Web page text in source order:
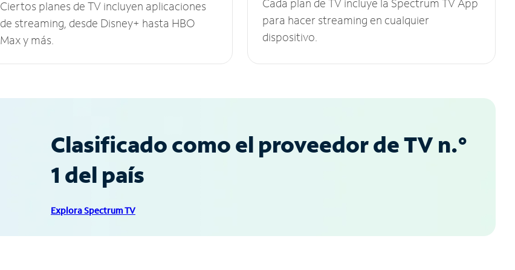
Ciertos planes de TV incluyen aplicaciones
de streaming, desde Disney+ hasta HBO
Max y más.
Cada plan de TV incluye la Spectrum TV App
para hacer streaming en cualquier
dispositivo.
Clasificado como el proveedor de TV n.°
1 del país
Explora Spectrum TV